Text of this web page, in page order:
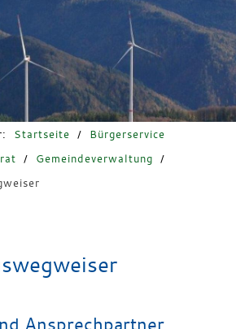
Tourismus
Startseite /
Bürgerservice
/ Gemeindeverwaltung
/
Ansprechpartner